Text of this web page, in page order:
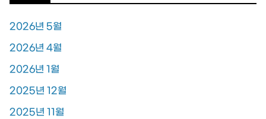
2026년 5월
2026년 4월
2026년 1월
2025년 12월
2025년 11월